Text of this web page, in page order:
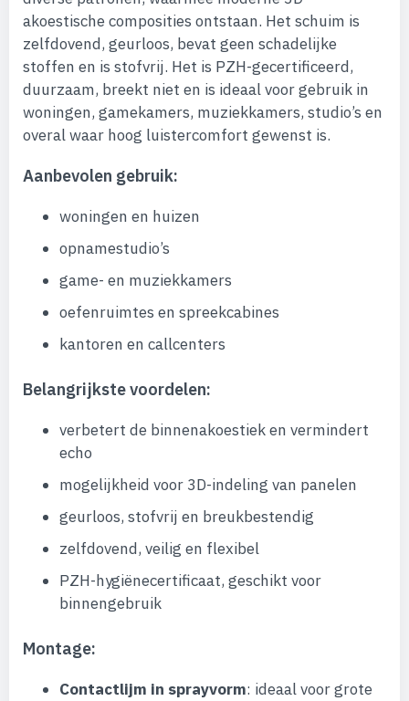
akoestische composities ontstaan. Het schuim is
zelfdovend, geurloos, bevat geen schadelijke
stoffen en is stofvrij. Het is PZH-gecertificeerd,
duurzaam, breekt niet en is ideaal voor gebruik in
woningen, gamekamers, muziekkamers, studio’s en
overal waar hoog luistercomfort gewenst is.
Aanbevolen gebruik:
woningen en huizen
opnamestudio’s
game- en muziekkamers
oefenruimtes en spreekcabines
kantoren en callcenters
Belangrijkste voordelen:
verbetert de binnenakoestiek en vermindert
echo
mogelijkheid voor 3D-indeling van panelen
geurloos, stofvrij en breukbestendig
zelfdovend, veilig en flexibel
PZH-hygiënecertificaat, geschikt voor
binnengebruik
Montage:
Contactlijm in sprayvorm: ideaal voor grote